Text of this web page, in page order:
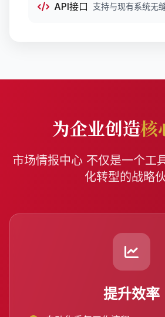
API接口 支持与现有系统无
为企业创造核
市场情报中心 不仅是一个工
化转型的战略
提升效率